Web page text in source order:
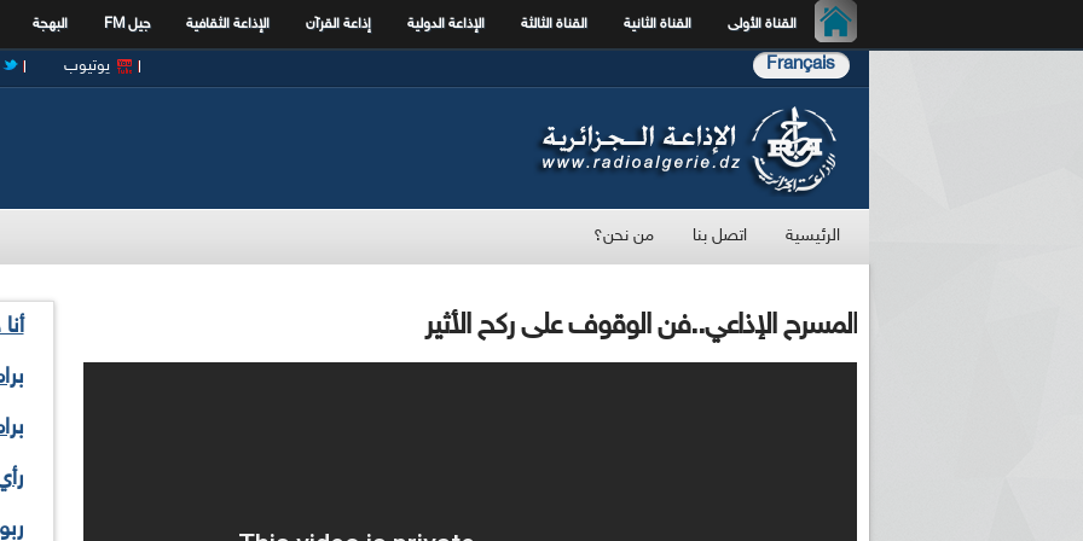
القناة الأولى القناة الثانية القناة الثالثة الإذاعة الدولية إذاعة القرآن الإذاعة الثقافية جيل FM البهجة
Français يوتيوب
الرئيسية اتصل بنا من نحن؟
المسرح الإذاعي..فن الوقوف على ركح الأثير